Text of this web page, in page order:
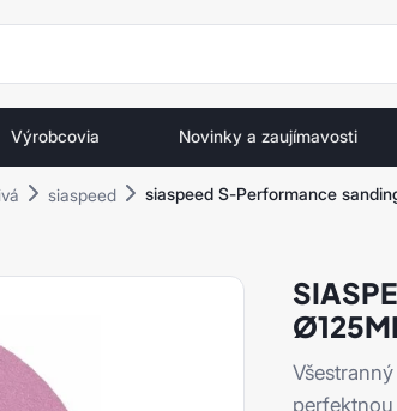
Výrobcovia Novinky a zaujímavosti
siaspeed siaspeed S-Performance